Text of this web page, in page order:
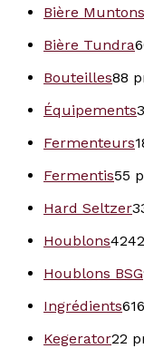
Bière Muntons
Bière Tundra6
Bouteilles88
Équipements
Fermenteurs
Fermentis55
Hard Seltzer3
Houblons42
Houblons BSG
Ingrédients61
Kegerator22